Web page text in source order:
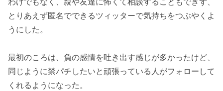
とりあえず匿名でできるツィッターで気持ちをつぶやくよ
うにした。
最初のころは、負の感情を吐き出す感じが多かったけど、
同じように禁パチしたいと頑張っている人がフォローして
くれるようになった。